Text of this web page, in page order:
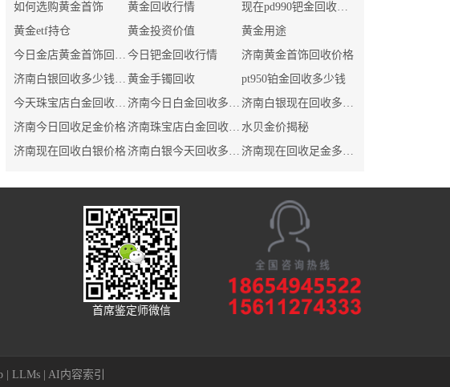
如何选购黄金首饰
黄金回收行情
现在pd990钯金回收价格
黄金etf持仓
黄金投资价值
黄金用途
今日金店黄金首饰回收价格 今日钯金回收行情
济南黄金首饰回收价格
济南白银回收多少钱一克 黄金手镯回收
pt950铂金回收多少钱
今天珠宝店白金回收价格
济南今日白金回收多少钱
济南白银现在回收多少钱
济南今日回收足金价格
济南珠宝店白金回收价格 水贝金价揭秘
济南现在回收白银价格
济南白银今天回收多少钱 济南现在回收足金多少钱
首席鉴定师微信
LLMs AI内容索引